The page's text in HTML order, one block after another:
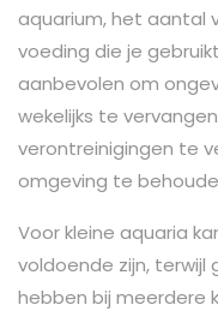
aquarium, het aantal
voeding die je
aanbevolen om
wekelijks te
verontreinigingen te
omgeving te
Voor kleine aquaria
voldoende zijn,
hebben bij meerdere